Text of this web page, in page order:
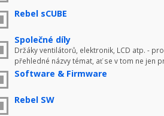
Rebel sCUBE
Společné díly
Držáky ventilátorů, elektronik, LCD atp. -
přehledné názvy témat, ať se v tom ne jen
Software & Firmware
Rebel SW